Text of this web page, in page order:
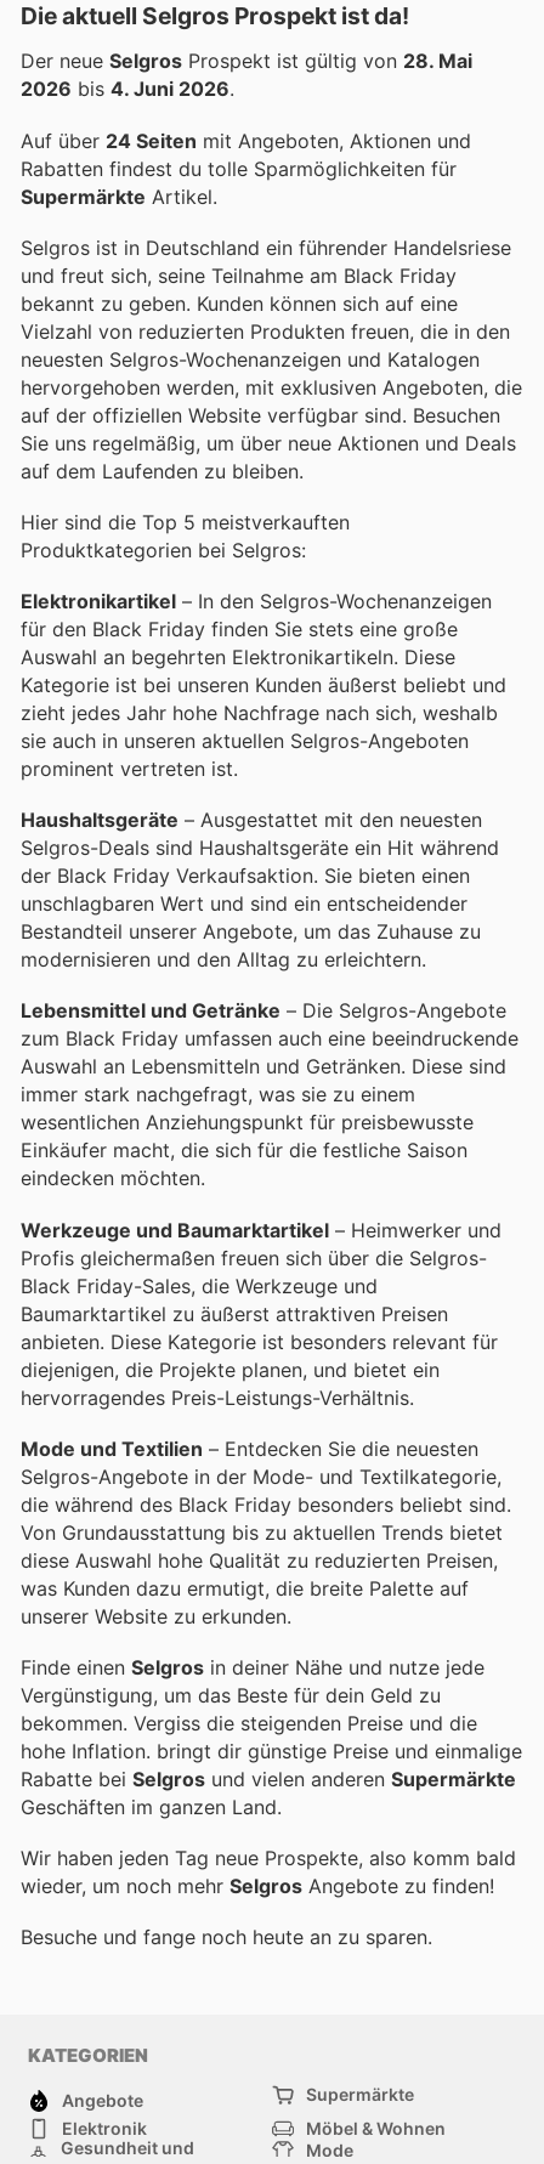
Die aktuell Selgros Prospekt ist da!
Der neue Selgros Prospekt ist gültig von 28. Mai
2026 bis 4. Juni 2026.
Auf über 24 Seiten mit Angeboten, Aktionen und
Rabatten findest du tolle Sparmöglichkeiten für
Supermärkte Artikel.
Selgros ist in Deutschland ein führender Handelsriese
und freut sich, seine Teilnahme am Black Friday
bekannt zu geben. Kunden können sich auf eine
Vielzahl von reduzierten Produkten freuen, die in den
neuesten Selgros-Wochenanzeigen und Katalogen
hervorgehoben werden, mit exklusiven Angeboten, die
auf der offiziellen Website verfügbar sind. Besuchen
Sie uns regelmäßig, um über neue Aktionen und Deals
auf dem Laufenden zu bleiben.
Hier sind die Top 5 meistverkauften
Produktkategorien bei Selgros:
Elektronikartikel – In den Selgros-Wochenanzeigen
für den Black Friday finden Sie stets eine große
Auswahl an begehrten Elektronikartikeln. Diese
Kategorie ist bei unseren Kunden äußerst beliebt und
zieht jedes Jahr hohe Nachfrage nach sich, weshalb
sie auch in unseren aktuellen Selgros-Angeboten
prominent vertreten ist.
Haushaltsgeräte – Ausgestattet mit den neuesten
Selgros-Deals sind Haushaltsgeräte ein Hit während
der Black Friday Verkaufsaktion. Sie bieten einen
unschlagbaren Wert und sind ein entscheidender
Bestandteil unserer Angebote, um das Zuhause zu
modernisieren und den Alltag zu erleichtern.
Lebensmittel und Getränke – Die Selgros-Angebote
zum Black Friday umfassen auch eine beeindruckende
Auswahl an Lebensmitteln und Getränken. Diese sind
immer stark nachgefragt, was sie zu einem
wesentlichen Anziehungspunkt für preisbewusste
Einkäufer macht, die sich für die festliche Saison
eindecken möchten.
Werkzeuge und Baumarktartikel – Heimwerker und
Profis gleichermaßen freuen sich über die Selgros-
Black Friday-Sales, die Werkzeuge und
Baumarktartikel zu äußerst attraktiven Preisen
anbieten. Diese Kategorie ist besonders relevant für
diejenigen, die Projekte planen, und bietet ein
hervorragendes Preis-Leistungs-Verhältnis.
Mode und Textilien – Entdecken Sie die neuesten
Selgros-Angebote in der Mode- und Textilkategorie,
die während des Black Friday besonders beliebt sind.
Von Grundausstattung bis zu aktuellen Trends bietet
diese Auswahl hohe Qualität zu reduzierten Preisen,
was Kunden dazu ermutigt, die breite Palette auf
unserer Website zu erkunden.
Finde einen Selgros in deiner Nähe und nutze jede
Vergünstigung, um das Beste für dein Geld zu
bekommen. Vergiss die steigenden Preise und die
hohe Inflation. bringt dir günstige Preise und einmalige
Rabatte bei Selgros und vielen anderen Supermärkte
Geschäften im ganzen Land.
Wir haben jeden Tag neue Prospekte, also komm bald
wieder, um noch mehr Selgros Angebote zu finden!
Besuche und fange noch heute an zu sparen.
KATEGORIEN
Angebote
Supermärkte
Elektronik
Möbel & Wohnen
Gesundheit und
Mode